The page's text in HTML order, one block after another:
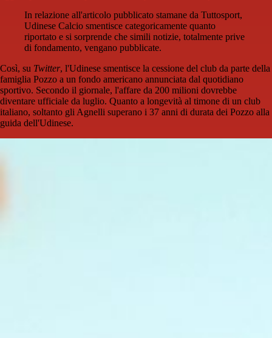
In relazione all'articolo pubblicato stamane da Tuttosport,
Udinese Calcio smentisce categoricamente quanto
riportato e si sorprende che simili notizie, totalmente prive
di fondamento, vengano pubblicate.
Così, su Twitter, l'Udinese smentisce la cessione del club da parte della
famiglia Pozzo a un fondo americano annunciata dal quotidiano
sportivo. Secondo il giornale, l'affare da 200 milioni dovrebbe
diventare ufficiale da luglio. Quanto a longevità al timone di un club
italiano, soltanto gli Agnelli superano i 37 anni di durata dei Pozzo alla
guida dell'Udinese.